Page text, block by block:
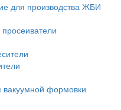
для производства ЖБИ
формовки